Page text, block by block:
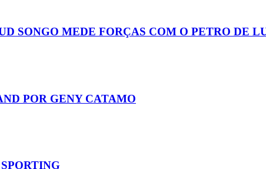
SONGO MEDE FORÇAS COM O PETRO DE
POR GENY CATAMO